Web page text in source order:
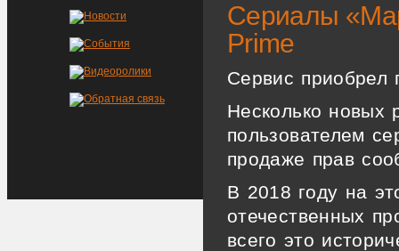
Сериалы
Prime
Сервис приобрел
Несколько новых
пользователем
продаже прав
В 2018 году на
отечественных
всего это